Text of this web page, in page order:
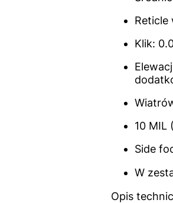
Reticle
Klik:
10 MIL
Side
W
Opis